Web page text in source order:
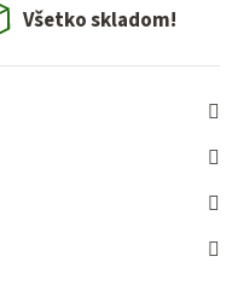
Všetko skladom!